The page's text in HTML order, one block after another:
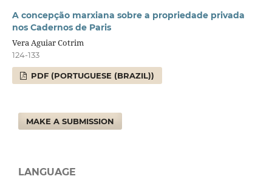
A concepção marxiana sobre a propriedade privada
nos Cadernos de Paris
Vera Aguiar Cotrim
124-133
PDF (PORTUGUESE (BRAZIL))
MAKE A SUBMISSION
LANGUAGE